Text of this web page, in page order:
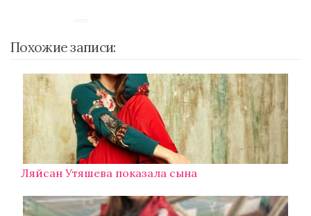
Похожие записи:
Ляйсан Утяшева показала сына